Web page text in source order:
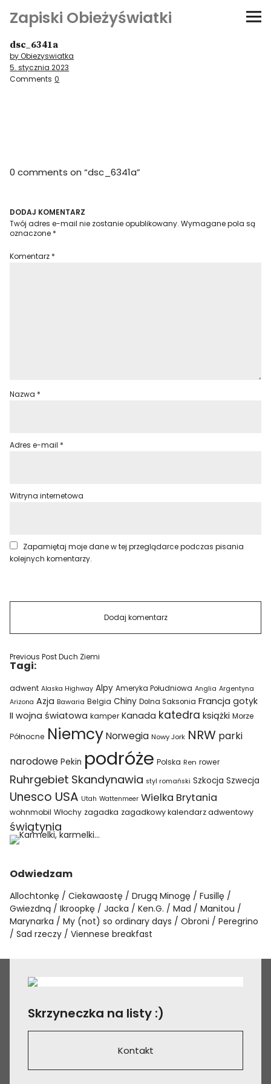
Zapiski Obieżyświatki
Podróże
Kultura i sztuka
Niezwyczajne ściany
Dom na kółkach
dsc_6341a
by Obiezyswiatka
5. stycznia 2023
Comments 0
0 comments on “dsc_6341a”
DODAJ KOMENTARZ
Twój adres e-mail nie zostanie opublikowany. Wymagane pola są
oznaczone *
Komentarz *
Nazwa *
Adres e-mail *
Witryna internetowa
Zapamiętaj moje dane w tej przeglądarce podczas pisania
kolejnych komentarzy.
Previous PostDuch Ziemi
Tagi:
adwent Alaska Highway Alpy Ameryka Południowa Anglia Argentyna
Arizona Azja Bawaria Belgia Chiny Dolna Saksonia Francja gotyk
II wojna światowa kamper Kanada katedra książki Morze
Północne Niemcy Norwegia Nowy Jork NRW parki
narodowe Pekin podróże Polska Ren rower
Ruhrgebiet Skandynawia styl romański Szkocja Szwecja
Unesco USA Utah Wattenmeer Wielka Brytania
wohnmobil Włochy zagadka zagadkowy kalendarz adwentowy
świątynia
Odwiedzam
Allochtonkę Ciekawaostę Drugą Minogę
Fusillę
Gwiezdną
Ikroopkę Jacka Ken.G. Mad
Manitou
Marynarka
My (not) so ordinary days Obroni
Peregrino
Sad rzeczy
Viennese breakfast
Skrzyneczka na listy :)
Kontakt